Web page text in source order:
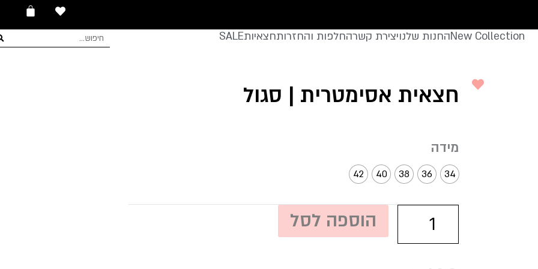
0
עגלת
New Collectionהחנות שלנויצירת קשרהחלפות והחזרותחצאיותSALE חיפוש
חצאית אסימטרית | סגול
מידה
34
36
38
40
42
של
חצאית
אסימטרית
סגול
הוספה לסל